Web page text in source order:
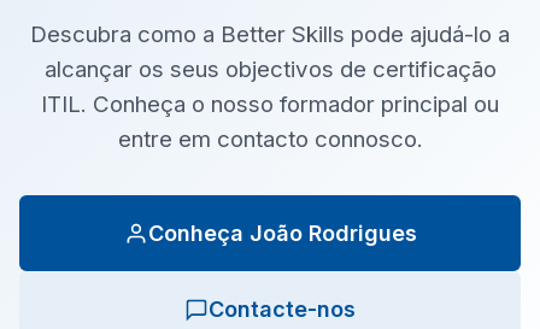
Descubra como a Better Skills pode ajudá-lo a
alcançar os seus objectivos de certificação
ITIL. Conheça o nosso formador principal ou
entre em contacto connosco.
Conheça João Rodrigues
Contacte-nos